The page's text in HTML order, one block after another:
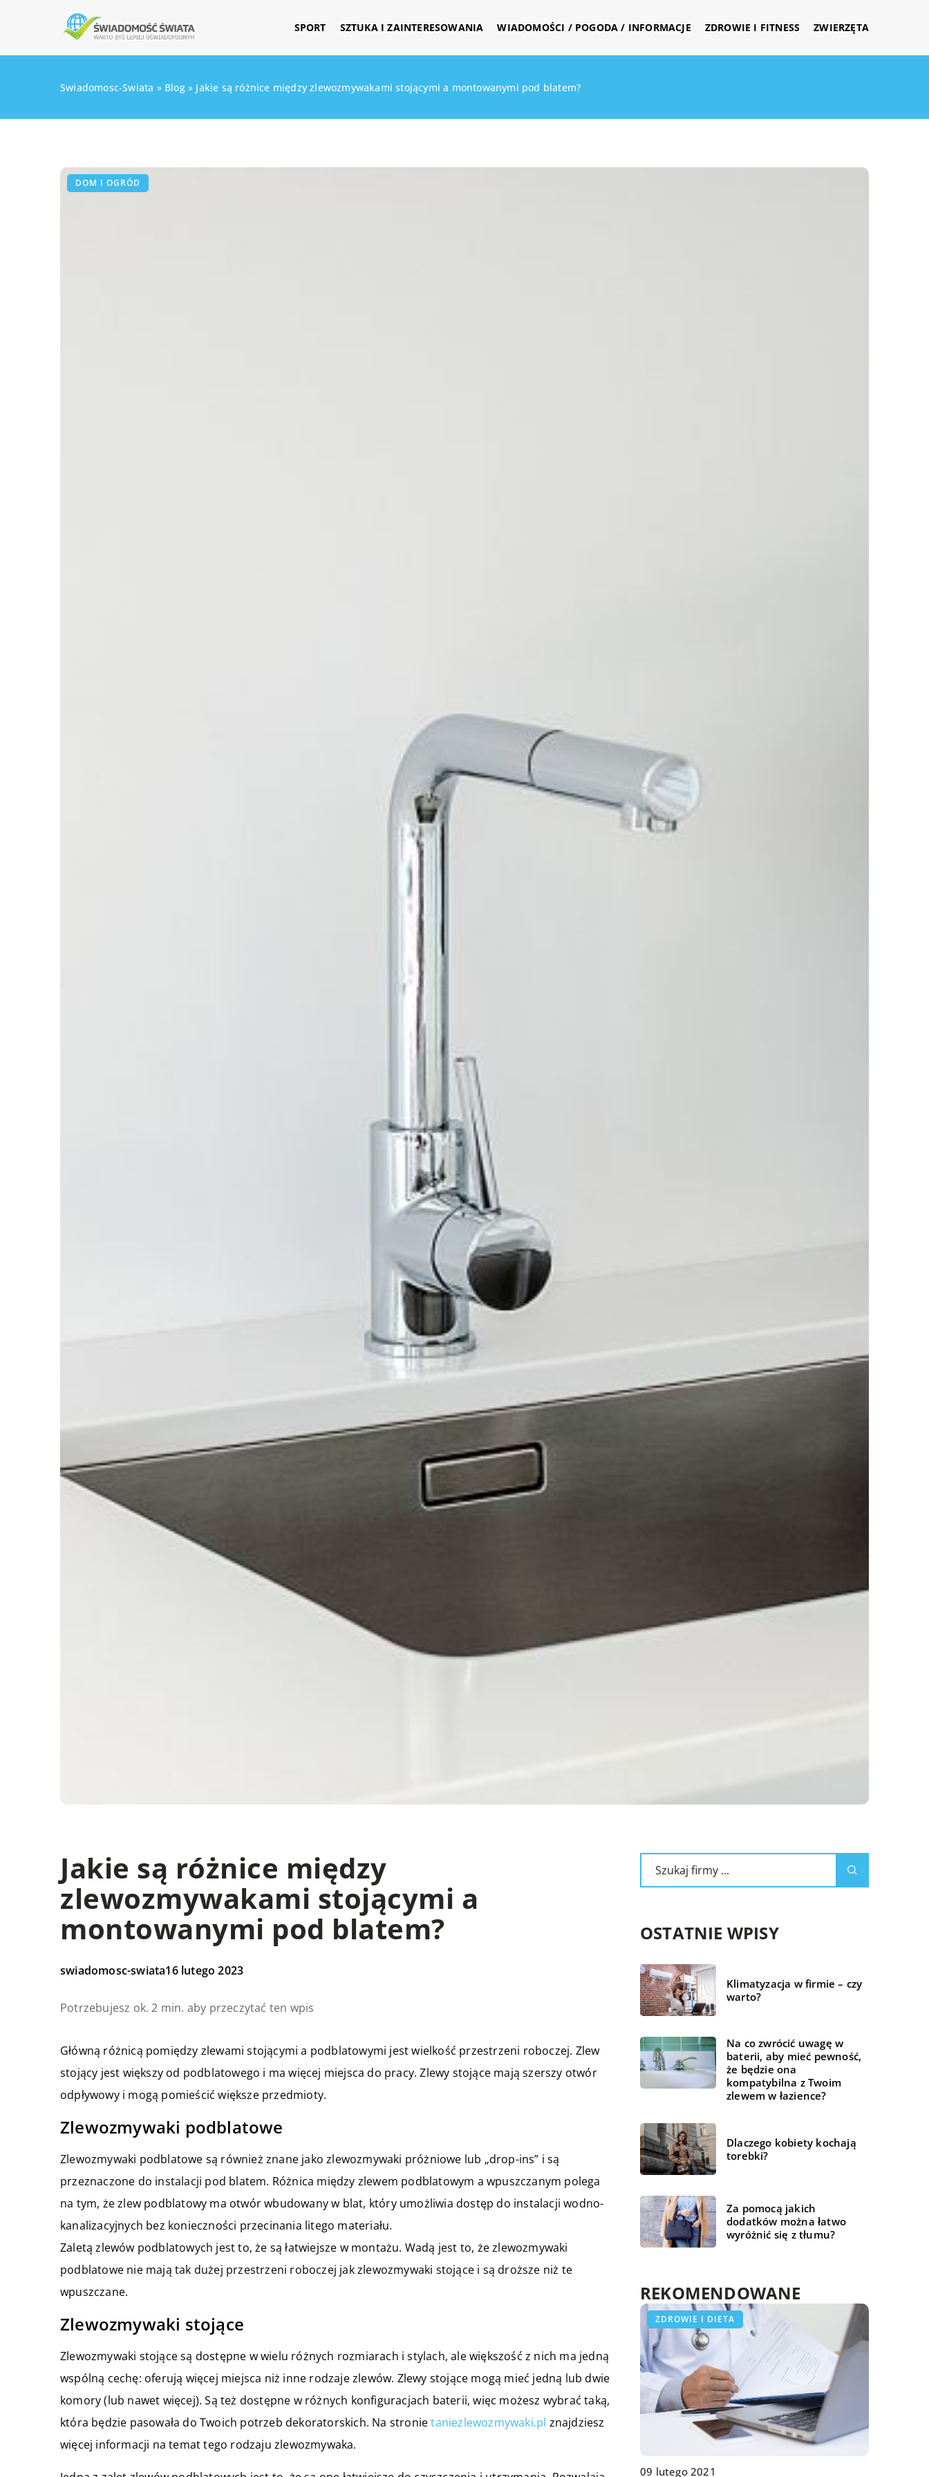
SPORT SZTUKA I ZAINTERESOWANIA WIADOMOŚCI / POGODA / INFORMACJE ZDROWIE I FITNESS ZWIERZĘTA
Swiadomosc-Swiata » Blog» Jakie są różnice między zlewozmywakami stojącymi a montowanymi pod blatem?
DOM I OGRÓD
Jakie są różnice między
zlewozmywakami stojącymi a
montowanymi pod blatem?
swiadomosc-swiata16 lutego 2023
Potrzebujesz ok. 2 min. aby przeczytać ten wpis
Główną różnicą pomiędzy zlewami stojącymi a podblatowymi jest wielkość przestrzeni roboczej. Zlew
stojący jest większy od podblatowego i ma więcej miejsca do pracy. Zlewy stojące mają szerszy otwór
odpływowy i mogą pomieścić większe przedmioty.
Zlewozmywaki podblatowe
Zlewozmywaki podblatowe są również znane jako zlewozmywaki próżniowe lub „drop-ins” i są
przeznaczone do instalacji pod blatem. Różnica między zlewem podblatowym a wpuszczanym polega
na tym, że zlew podblatowy ma otwór wbudowany w blat, który umożliwia dostęp do instalacji wodno-
kanalizacyjnych bez konieczności przecinania litego materiału.
Zaletą zlewów podblatowych jest to, że są łatwiejsze w montażu. Wadą jest to, że zlewozmywaki
podblatowe nie mają tak dużej przestrzeni roboczej jak zlewozmywaki stojące i są droższe niż te
wpuszczane.
Zlewozmywaki stojące
Zlewozmywaki stojące są dostępne w wielu różnych rozmiarach i stylach, ale większość z nich ma jedną
wspólną cechę: oferują więcej miejsca niż inne rodzaje zlewów. Zlewy stojące mogą mieć jedną lub dwie
komory (lub nawet więcej). Są też dostępne w różnych konfiguracjach baterii, więc możesz wybrać taką,
która będzie pasowała do Twoich potrzeb dekoratorskich. Na stronietaniezlewozmywaki.pl znajdziesz
więcej informacji na temat tego rodzaju zlewozmywaka.
OSTATNIE WPISY
Klimatyzacja w firmie – czy
warto?
Na co zwrócić uwagę w
baterii, aby mieć pewność,
że będzie ona
kompatybilna z Twoim
zlewem w łazience?
Dlaczego kobiety kochają
torebki?
Za pomocą jakich
dodatków można łatwo
wyróżnić się z tłumu?
REKOMENDOWANE
LAJFSTAJL
Gdzie trzymać swoją garderobę?
ZDROWIE I DIETA
09 lutego 2021
LAJFSTAJL
05 września 2020